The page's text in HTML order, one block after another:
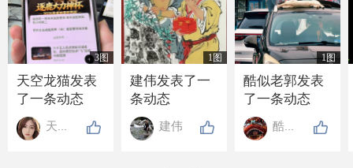
3图
天空龙猫发表
了一条动态
天空龙猫
1图
建伟发表了一
条动态
建伟
1图
酷似老郭发表
了一条动态
酷似老郭